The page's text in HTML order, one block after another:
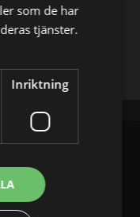
som de har
tjänster.
Inriktning